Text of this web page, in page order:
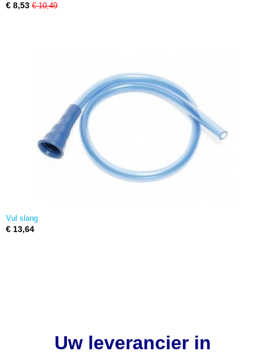
€ 8,53 € 10,49
Vul slang
€ 13,64
Uw leverancier in